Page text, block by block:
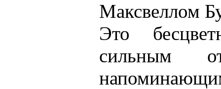
Максвеллом
Это
сильным